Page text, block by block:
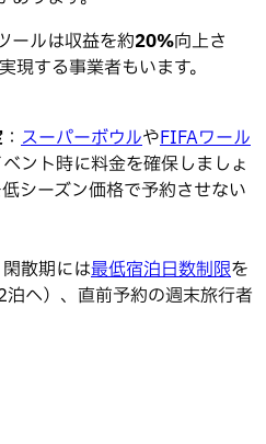
ールは収益を約20%向上さ
現する事業者もいます。
： スーパーボウルやFIFAワール
ント時に料金を確保しましょ
シーズン価格で予約させない
閑散期には最低宿泊日数制限を
へ）、直前予約の週末旅行者